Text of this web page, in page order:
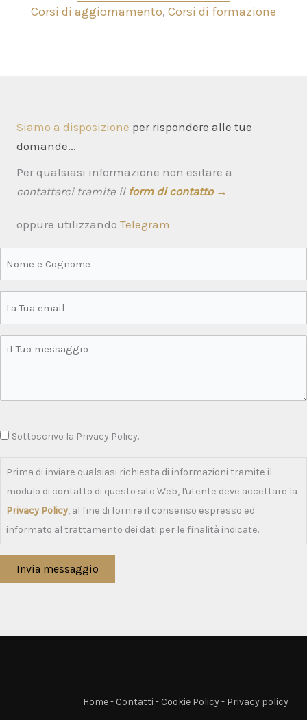
Corsi di aggiornamento, Corsi di formazione
Siamo a disposizione per rispondere alle tue
domande...
Per qualsiasi informazione non esitare a
contattarci tramite il form di contatto→
oppure utilizzando Telegram
Sottoscrivo la Privacy Policy.
Prima di inviare qualsiasi richiesta di informazioni tramite il
modulo di contatto di questo sito Web, l'utente deve accettare la
Privacy Policy, al fine di fornire il consenso espresso ed
informato al trattamento dei dati per le finalità indicate.
Invia messaggio
Home- Contatti - Cookie Policy- Privacy policy